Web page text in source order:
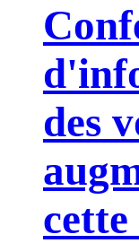
des
cette